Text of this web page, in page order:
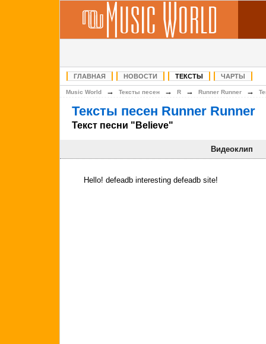
ГЛАВНАЯ НОВОСТИ ТЕКСТЫ ЧАРТЫ
Music World → Тексты песен → R → Runner Runner →
Тексты песен Runner Runner
Текст песни "Believe"
Видеоклип
Hello! defeadb interesting defeadb site!